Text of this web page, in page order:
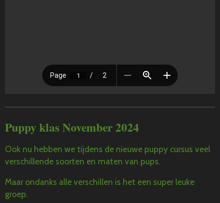
Puppy klas November 2024
Ook nu hebben we tijdens de nieuwe puppy cursus veel
verschillende soorten en maten van pups.
Maar ondanks alle verschillen is het een super leuke
groep.